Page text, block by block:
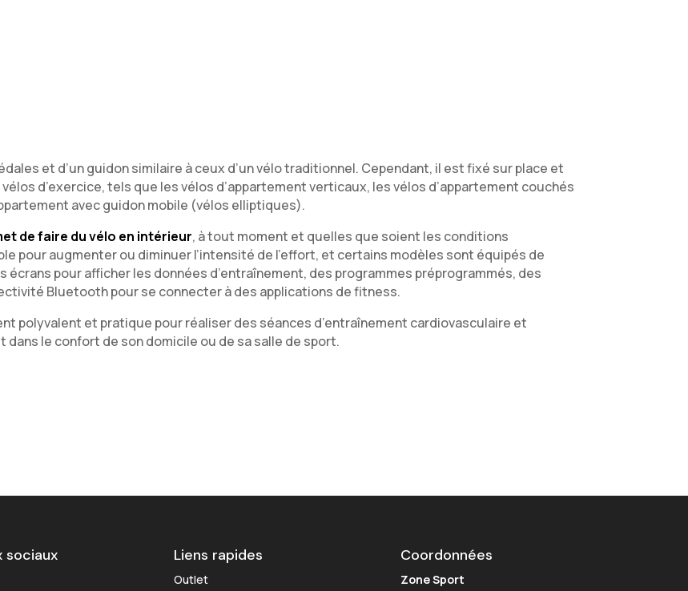
et d’un guidon similaire à ceux d’un vélo traditionnel. Cependant, il est fixé sur place et
d’exercice, tels que les vélos d’appartement verticaux, les vélos d’appartement couchés
avec guidon mobile (vélos elliptiques).
de faire du vélo en intérieur, à tout moment et quelles que soient les conditions
pour augmenter ou diminuer l’intensité de l’effort, et certains modèles sont équipés de
pour afficher les données d’entraînement, des programmes préprogrammés, des
Bluetooth pour se connecter à des applications de fitness.
polyvalent et pratique pour réaliser des séances d’entraînement cardiovasculaire et
le confort de son domicile ou de sa salle de sport.
sociaux Liens rapides
Outlet
Coordonnées
Zone Sport